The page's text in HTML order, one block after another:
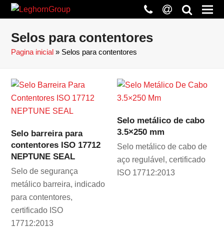
phone
at search
Selos para contentores
Pagina inicial » Selos para contentores
Selo barreira para
contentores ISO 17712
NEPTUNE SEAL
Selo de segurança
metálico barreira, indicado
para contentores,
certificado ISO
17712:2013
Selo metálico de cabo
3.5×250 mm
Selo metálico de cabo de
aço regulável, certificado
ISO 17712:2013